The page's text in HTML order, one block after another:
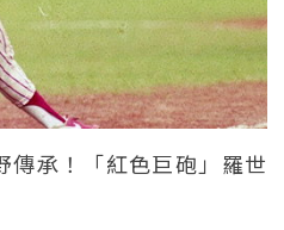
傳承！「紅色巨砲」羅世